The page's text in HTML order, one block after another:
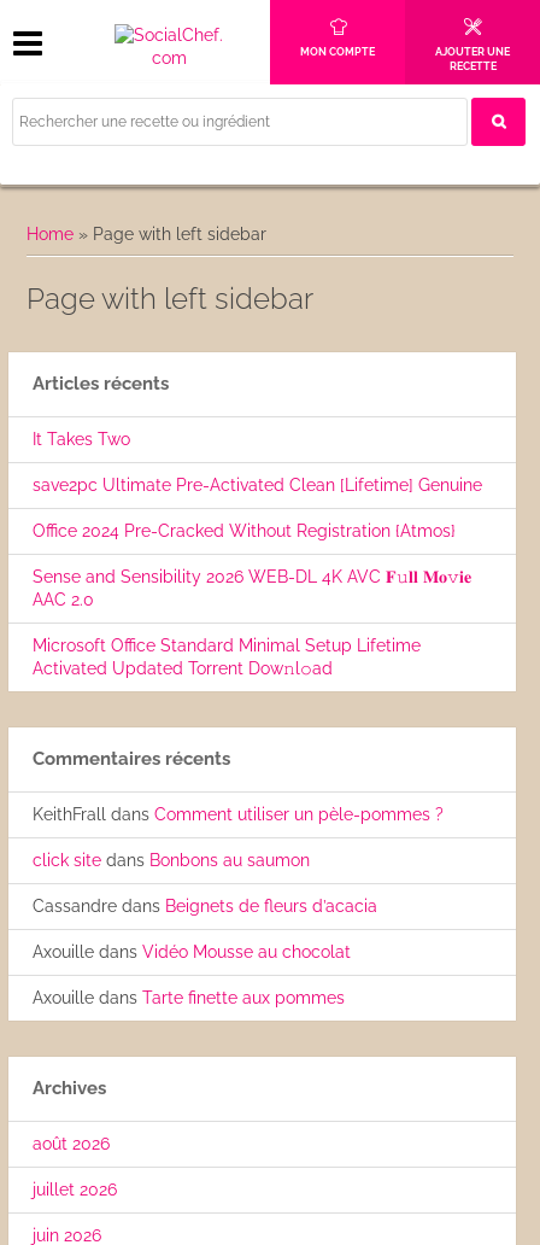
MON COMPTE
AJOUTER UNE
RECETTE
Home » Page with left sidebar
Page with left sidebar
Articles récents
It Takes Two
save2pc Ultimate Pre-Activated Clean [Lifetime] Genuine
Office 2024 Pre-Cracked Without Registration {Atmos}
Sense and Sensibility 2026 WEB-DL 4K AVC 𝐅𝚞𝐥𝐥 𝐌𝐨𝚟𝐢𝐞
AAC 2.0
Microsoft Office Standard Minimal Setup Lifetime
Activated Updated Torrent Dow𝚗l𝚘аd
Commentaires récents
KeithFrall dansComment utiliser un pèle-pommes ?
click site dans Bonbons au saumon
Cassandre dans Beignets de fleurs d’acacia
Axouille dansVidéo Mousse au chocolat
Axouille dansTarte finette aux pommes
Archives
août 2026
juillet 2026
juin 2026